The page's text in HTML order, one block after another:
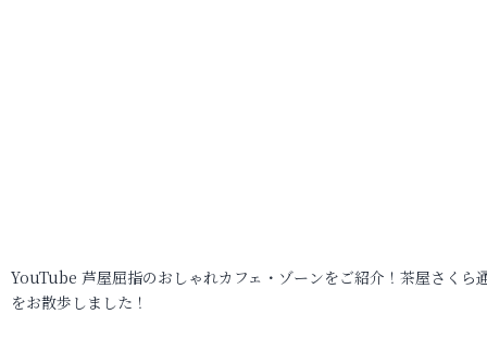
YouTube 芦屋屈指のおしゃれカフェ・ゾーンをご紹介！茶屋さくら
をお散歩しました！